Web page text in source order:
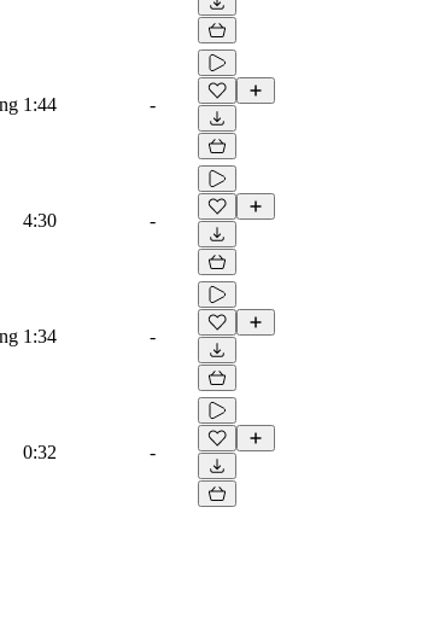
1:44 -
4:30 -
1:34 -
0:32 -